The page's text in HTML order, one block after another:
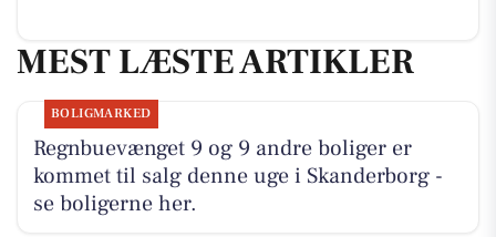
MEST LÆSTE ARTIKLER
BOLIGMARKED
Regnbuevænget 9 og 9 andre boliger er
kommet til salg denne uge i Skanderborg -
se boligerne her.